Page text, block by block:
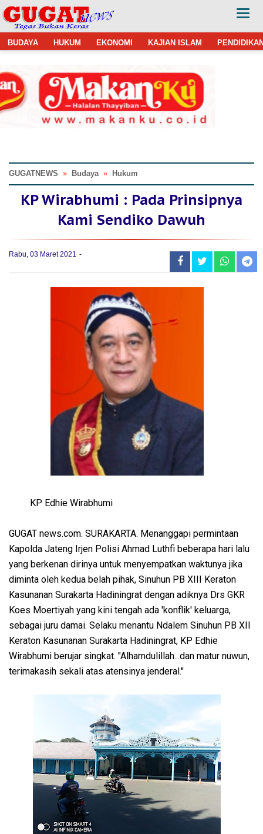
BUDAYA HUKUM EKONOMI KAJIAN ISLAM
GUGATNEWS » Budaya » Hukum
KP Wirabhumi : Pada Prinsipnya
Kami Sendiko Dawuh
Rabu, 03 Maret 2021
KP Edhie Wirabhumi
GUGAT news.com. SURAKARTA. Menanggapi permintaan
Kapolda Jateng Irjen Polisi Ahmad Luthfi beberapa hari lalu
yang berkenan dirinya untuk menyempatkan waktunya jika
diminta oleh kedua belah pihak, Sinuhun PB XIII Keraton
Kasunanan Surakarta Hadiningrat dengan adiknya Drs GKR
Koes Moertiyah yang kini tengah ada 'konflik' keluarga,
sebagai juru damai. Selaku menantu Ndalem Sinuhun PB XII
Keraton Kasunanan Surakarta Hadiningrat, KP Edhie
Wirabhumi berujar singkat. "Alhamdulillah...dan matur nuwun,
terimakasih sekali atas atensinya jenderal."